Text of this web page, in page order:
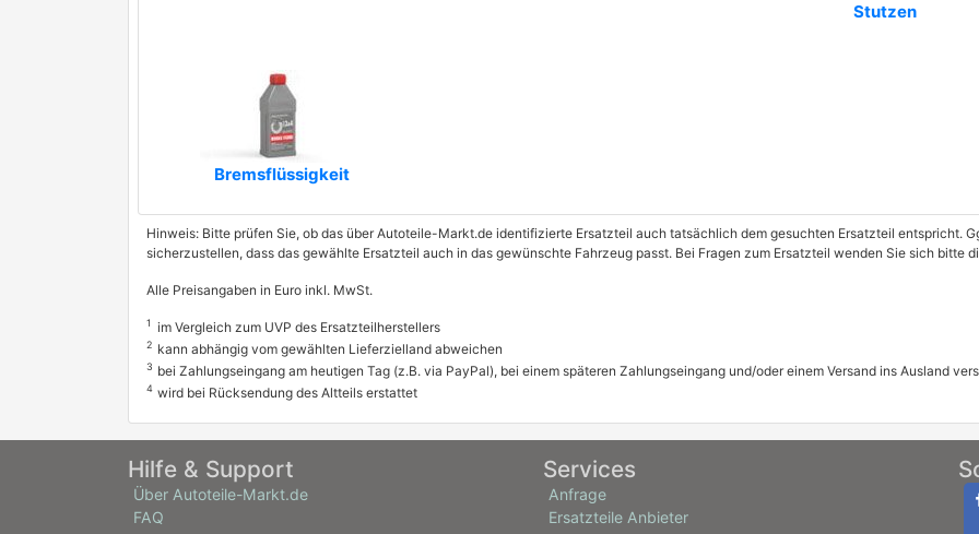
Stutzen
Bremsflüssigkeit
Hinweis: Bitte prüfen Sie, ob das über Autoteile-Markt.de identifizierte Ersatzteil auch tatsächlich dem gesuchten Ersatzteil entspricht.
sicherzustellen, dass das gewählte Ersatzteil auch in das gewünschte Fahrzeug passt. Bei Fragen zum Ersatzteil wenden Sie sich bitte
Alle Preisangaben in Euro inkl. MwSt.
1 im Vergleich zum UVP des Ersatzteilherstellers
2 kann abhängig vom gewählten Lieferzielland abweichen
3 bei Zahlungseingang am heutigen Tag (z.B. via PayPal), bei einem späteren Zahlungseingang und/oder einem Versand ins Ausland
4 wird bei Rücksendung des Altteils erstattet
Hilfe & Support
Über Autoteile-Markt.de
FAQ
Services
Anfrage
Ersatzteile Anbieter